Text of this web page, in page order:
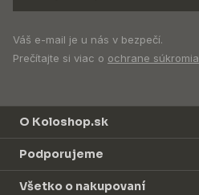
Váš e-mail je u nás v bezpečí.
Prečítajte si viac o ochrane súkromia
O Koloshop.sk
Podporujeme
Všetko o nakupovaní